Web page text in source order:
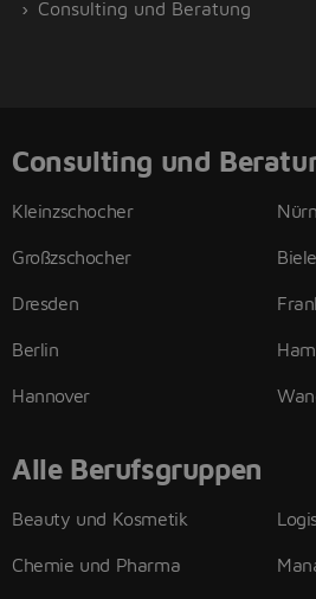
Consulting und Beratung
Consulting und
Kleinzschocher
Großzschocher
Dresden
Berlin
Hannover
Alle Berufsgruppen
Beauty und Kosmetik
Chemie und Pharma